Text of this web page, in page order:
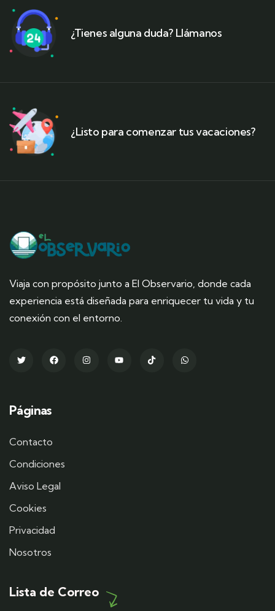
¿Tienes alguna duda? Llámanos
¿Listo para comenzar tus vacaciones?
Viaja con propósito junto a El Observario, donde cada
experiencia está diseñada para enriquecer tu vida y tu
conexión con el entorno.
Páginas
Contacto
Condiciones
Aviso Legal
Cookies
Privacidad
Nosotros
Lista de Correo